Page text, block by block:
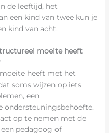
de leeftijd, het
een kind van twee kun je
kind van acht.
moeite heeft
heeft met het
soms wijzen op iets
een
ondersteuningsbehoefte.
op te nemen met de
pedagoog of